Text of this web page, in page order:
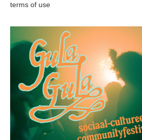
terms of use